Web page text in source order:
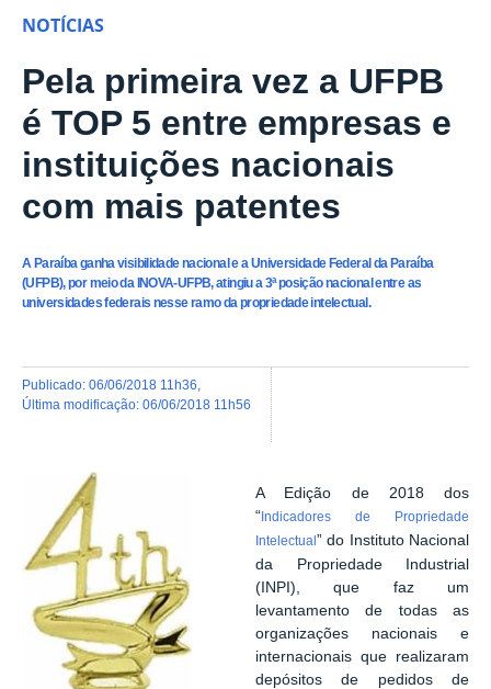
NOTÍCIAS
Pela primeira vez a UFPB
é TOP 5 entre empresas e
instituições nacionais
com mais patentes
A Paraíba ganha visibilidade nacional e a Universidade Federal da Paraíba
(UFPB), por meio da INOVA-UFPB, atingiu a 3ª posição nacional entre as
universidades federais nesse ramo da propriedade intelectual.
publicado: 06/06/2018 11h36
última modificação: 06/06/2018 11h56
A Edição de 2018 dos
“Indicadores de Propriedade
Intelectual” do Instituto Nacional
da Propriedade Industrial
(INPI), que faz um
levantamento de todas as
organizações nacionais e
internacionais que realizaram
depósitos de pedidos de